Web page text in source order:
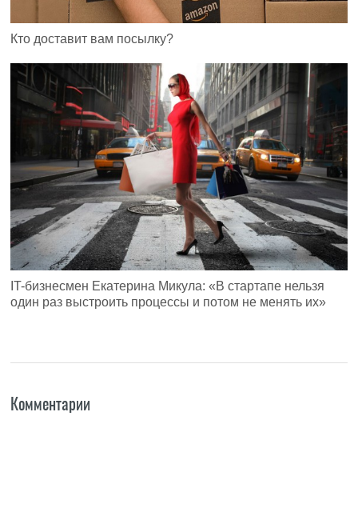
Кто доставит вам посылку?
IT-бизнесмен Екатерина Микула: «В стартапе нельзя
один раз выстроить процессы и потом не менять их»
Комментарии